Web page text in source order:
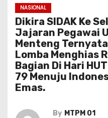
NASIONAL
Dikira SIDAK Ke
Jajaran Pegawai
Menteng
Lomba Menghias
Bagian Di Hari
79 Menuju
Emas.
By MTPM 01